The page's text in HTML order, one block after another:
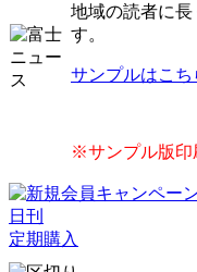
地域の読者に
す。
サンプルはこち
※サンプル版印
日刊
定期購入